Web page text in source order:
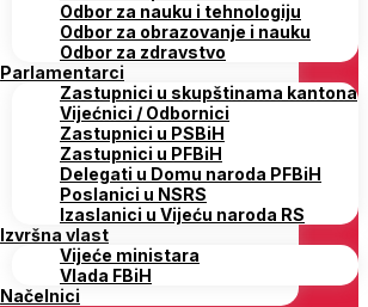
Odbor za nauku i tehnologiju
Odbor za obrazovanje i nauku
Odbor za zdravstvo
Parlamentarci
Zastupnici u skupštinama kantona
Vijećnici / Odbornici
Zastupnici u PSBiH
Zastupnici u PFBiH
Delegati u Domu naroda PFBiH
Poslanici u NSRS
Izaslanici u Vijeću naroda RS
Izvršna vlast
Vijeće ministara
Vlada FBiH
Načelnici